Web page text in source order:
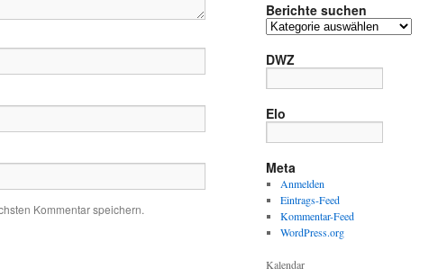
Kommentar speichern.
Berichte suchen
Berichte
DWZ
Elo
Meta
Anmelden
Eintrags-Feed
Kommentar-Feed
WordPress.org
Kalendar